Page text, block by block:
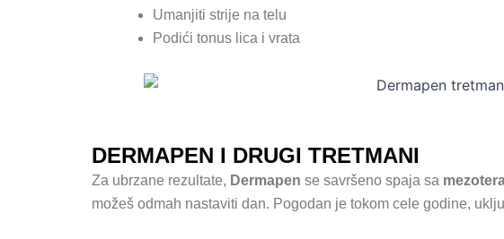
Umanjiti strije na telu
Podići tonus lica i vrata
DERMAPEN I DRUGI TRETMANI
Za ubrzane rezultate, Dermapen se savršeno spaja sa
možeš odmah nastaviti dan. Pogodan je tokom cele godine,